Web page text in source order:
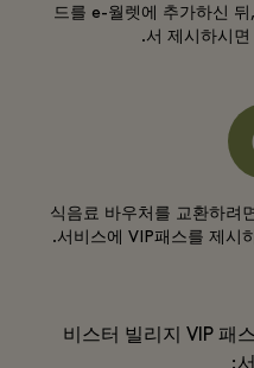
드를 e-월렛에 추가하신
서 제시하시면
식음료 바우처를 교환하려
서비스에 VIP패스를 제시
비스터 빌리지 VIP 패